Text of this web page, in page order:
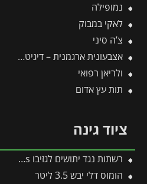
נמופילה
לאקי במבוק
צ’ה סיני
אצבעונית ארגמנית – דיגיטליס
ולריאן רפואי
תות עץ אדום
ציוד גינה
רשתות נגד יתושים לגזיבו 4.3X4.3 Dallas מבית פלרם – Canopia
הומוס דלי יבש 3.5 ליטר